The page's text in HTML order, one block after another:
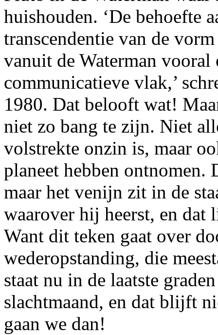
huishouden. ‘De behoefte
transcendentie van de
vanuit de Waterman vooral
communicatieve vlak,’
1980. Dat belooft wat!
niet zo bang te zijn. Niet
volstrekte onzin is, maar
planeet hebben
maar het venijn zit in de
waarover hij heerst, en
Want dit teken gaat over
wederopstanding, die
staat nu in de laatste
slachtmaand, en dat blijft
gaan we dan!